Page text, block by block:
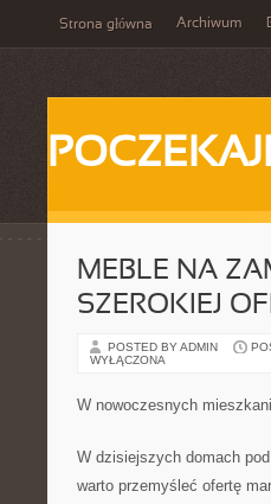
Strona główna Archiwum
MEBLE NA
SZEROKIEJ
POSTED BY ADMIN
WYŁĄCZONA
W nowoczesnych
W dzisiejszych domach
warto przemyśleć ofertę